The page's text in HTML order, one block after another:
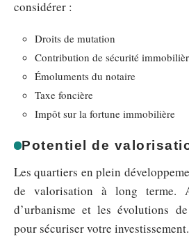
considérer :
Droits de mutation
Contribution de sécurité
Émoluments du notaire
Taxe foncière
Impôt sur la fortune immobilière
Potentiel de
Les quartiers en plein
de valorisation à long terme.
d’urbanisme et les évolutions
pour sécuriser votre investissement.